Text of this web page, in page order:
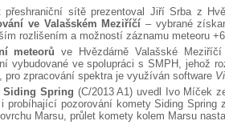
přeshraniční sítě prezentoval Jiří Srba z
ve Valašském Meziříčí – vybrané
rozlišením a možností záznamu meteoru
meteorů ve Hvězdárně Valašské
vybudované ve spolupráci s SMPH, jehož
pro zpracování spektra je využíván software
Siding Spring (C/2013 A1) uvedl Ivo Míček
probíhající pozorování komety Siding Spring
Marsu, průlet komety kolem Marsu